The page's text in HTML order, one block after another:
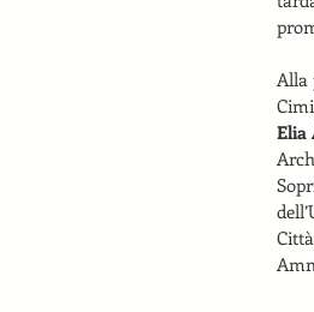
Alla
Elia